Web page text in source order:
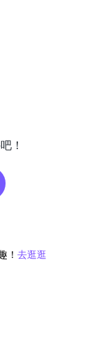
！
！ 去逛逛